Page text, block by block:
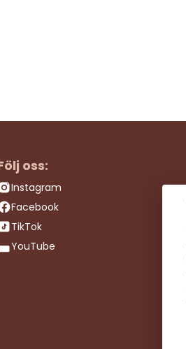
oss:
Instagram
Facebook
TikTok
YouTube